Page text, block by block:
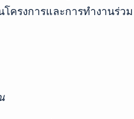
ครงการและการทำงานร่วม